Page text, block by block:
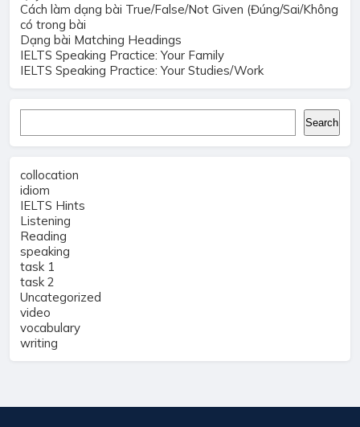
Cách làm dạng bài True/False/Not Given (Đúng/Sai/Không
có trong bài
Dạng bài Matching Headings
IELTS Speaking Practice: Your Family
IELTS Speaking Practice: Your Studies/Work
Search
collocation
idiom
IELTS Hints
Listening
Reading
speaking
task 1
task 2
Uncategorized
video
vocabulary
writing